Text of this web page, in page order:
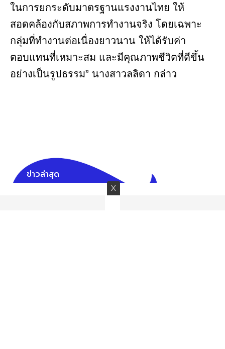
ในการยกระดับมาตรฐานแรงงานไทย ให้
สอดคล้องกับสภาพการทำงานจริง โดยเฉพาะ
กลุ่มที่ทำงานต่อเนื่องยาวนาน ให้ได้รับค่า
ตอบแทนที่เหมาะสม และมีคุณภาพชีวิตที่ดีขึ้น
อย่างเป็นรูปธรรม” นางสาวลลิดา กล่าว
ข่าวล่าสุด